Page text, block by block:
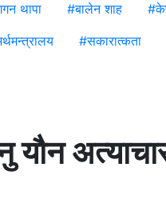
थापा #बालेन शाह #
#सकारात्कता